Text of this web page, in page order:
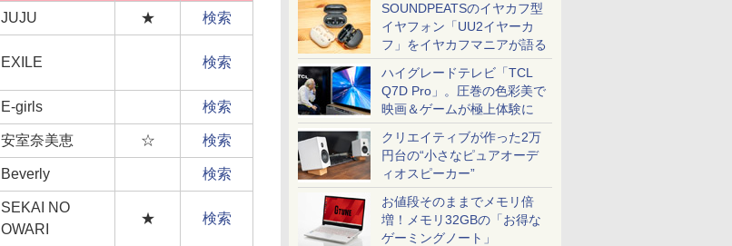
SOUNDPEATSのイヤカフ型
イヤフォン「UU2イヤーカ
フ」をイヤカフマニアが語る
ハイグレードテレビ「TCL
Q7D Pro」。圧巻の色彩美で
映画＆ゲームが極上体験に
クリエイティブが作った2万
円台の“小さなピュアオーデ
ィオスピーカー”
お値段そのままでメモリ倍
増！メモリ32GBの「お得な
ゲーミングノート」
JUJU ★ 検索
EXILE 検索
E-girls 検索
安室奈美恵 ☆ 検索
Beverly 検索
SEKAI NO
OWARI
★ 検索